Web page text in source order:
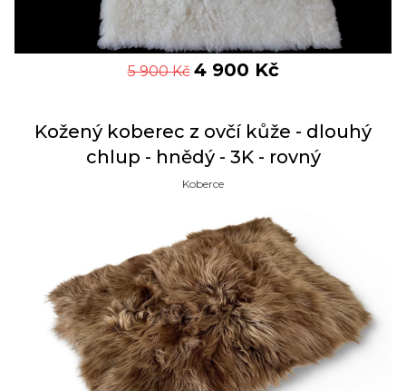
5 900Kč 4 900 Kč
Kožený koberec z ovčí kůže - dlouhý
chlup - hnědý - 3K - rovný
Koberce